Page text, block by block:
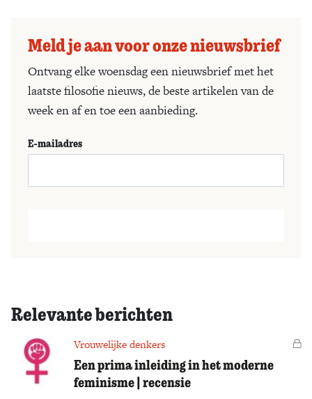
Meld je aan voor onze nieuwsbrief
Ontvang elke woensdag een nieuwsbrief met het
laatste filosofie nieuws, de beste artikelen van de
week en af en toe een aanbieding.
E-mailadres
Relevante berichten
Vrouwelijke denkers
Een prima inleiding in het moderne
feminisme | recensie